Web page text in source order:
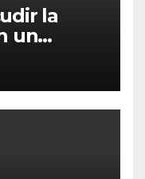
la
un